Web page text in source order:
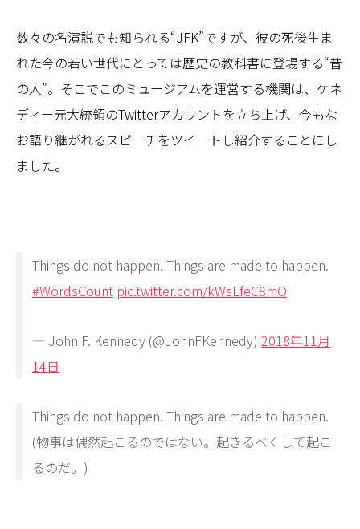
数々の名演説でも知られる“JFK”ですが、彼の死後生ま
れた今の若い世代にとっては歴史の教科書に登場する“昔
の人”。そこでこのミュージアムを運営する機関は、ケネ
ディー元大統領のTwitterアカウントを立ち上げ、今もな
お語り継がれるスピーチをツイートし紹介することにし
ました。
Things do not happen. Things are made to happen.
#WordsCount pic.twitter.com/kWsLfeC8mO
— John F. Kennedy (@JohnFKennedy) 2018年11月
14日
Things do not happen. Things are made to happen.
(物事は偶然起こるのではない。起きるべくして起こ
るのだ。)